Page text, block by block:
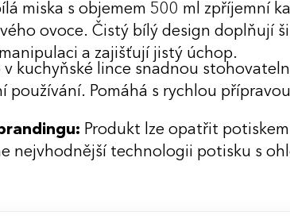
miska s objemem 500 ml zpříjemní
ovoce. Čistý bílý design doplňují
a zajišťují jistý úchop.
v kuchyňské lince snadnou
používání. Pomáhá s rychlou
Produkt lze opatřit
nejvhodnější technologii potisku s